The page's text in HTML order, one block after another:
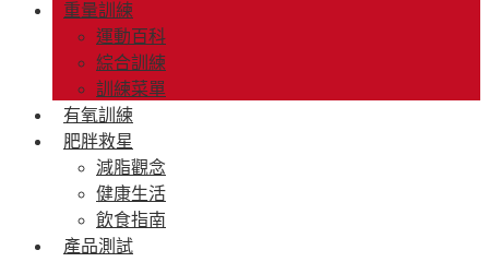
重量訓練
運動百科
綜合訓練
訓練菜單
有氧訓練
肥胖救星
減脂觀念
健康生活
飲食指南
產品測試